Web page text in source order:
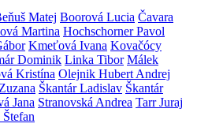
Matej Boorová Lucia Čavara
Martina Hochschorner Pavol
Kmeťová Ivana Kovačócy
Dominik Linka Tibor Málek
Kristína Olejnik Hubert Andrej
Škantár Ladislav Škantár
Jana Stranovská Andrea Tarr Juraj